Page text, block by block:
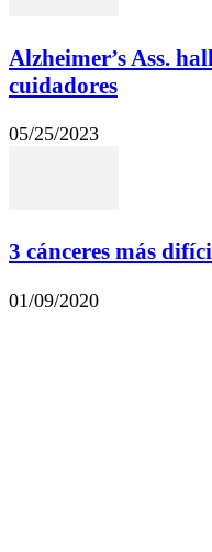
Alzheimer’s Ass.
cuidadores
05/25/2023
3 cánceres más
01/09/2020